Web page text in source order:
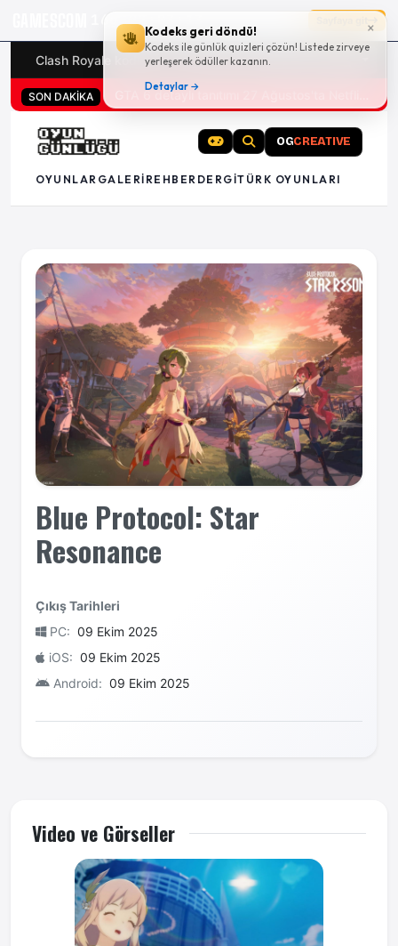
×
Kodeks geri döndü!
Kodeks ile günlük quizleri çözün! Listede zirveye
yerleşerek ödüller kazanın.
Detaylar →
16g 22:03:13
Clash Royale kodları Türk oyunları (PC ve konsollar) -
SON DAKİKA
OGCREATIVE
OYUNLAR GALERI REHBER DERGITÜRK OYUNLARI
Blue Protocol: Star
Resonance
Çıkış Tarihleri
PC: 09 Ekim 2025
iOS: 09 Ekim 2025
Android: 09 Ekim 2025
Video ve Görseller